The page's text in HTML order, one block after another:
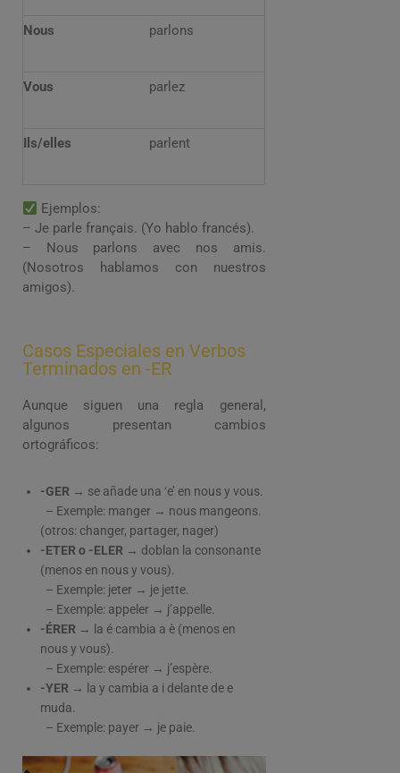
Nous parlons
Vous parlez
Ils/elles parlent
Ejemplos:
– Je parle français. (Yo hablo francés).
– Nous parlons avec nos amis.
(Nosotros hablamos con nuestros
amigos).
Casos Especiales en Verbos
Terminados en -ER
Aunque siguen una regla general,
algunos presentan cambios
ortográficos:
-GER → se añade una ‘e’ en nous y vous.
– Exemple: manger → nous mangeons.
(otros: changer, partager, nager)
-ETER o -ELER → doblan la consonante
(menos en nous y vous).
– Exemple: jeter → je jette.
– Exemple: appeler → j’appelle.
-ÉRER →
la é cambia a è (menos en
nous y vous).
– Exemple: espérer → j’espère.
-YER →
la y cambia a i delante de e
muda.
– Exemple: payer → je paie.